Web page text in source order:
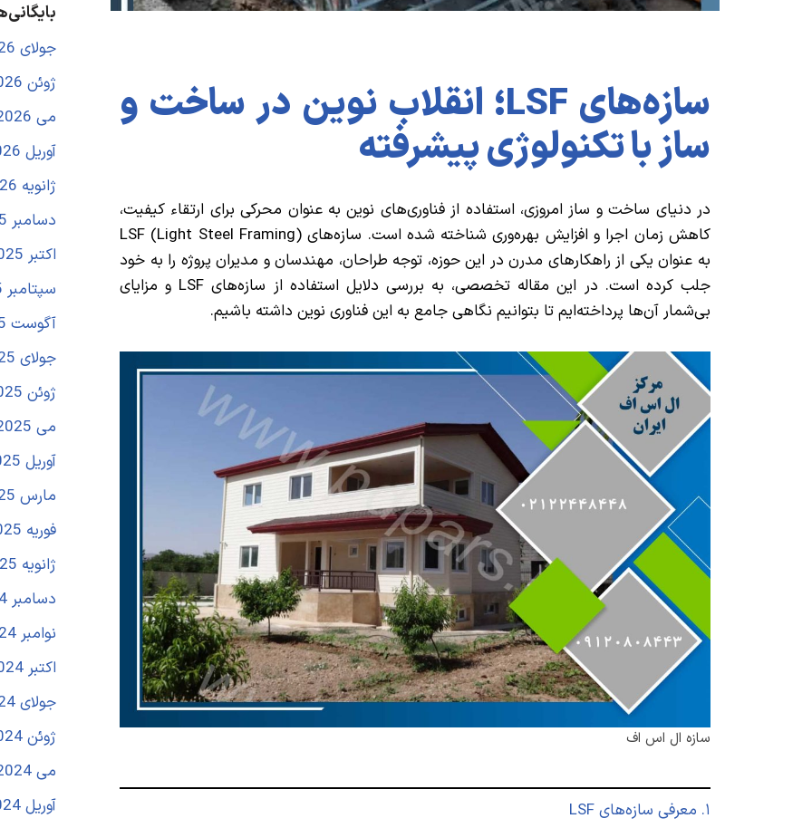
سازه‌های LSF؛ انقلاب نوین در ساخت و
ساز با تکنولوژی پیشرفته
در دنیای ساخت و ساز امروزی، استفاده از فناوری‌های نوین به عنوان محرکی برای ارتقاء کیفیت،
کاهش زمان اجرا و افزایش بهره‌وری شناخته شده است. سازه‌های LSF (Light Steel Framing)
به عنوان یکی از راهکارهای مدرن در این حوزه، توجه طراحان، مهندسان و مدیران پروژه را به خود
جلب کرده است. در این مقاله تخصصی، به بررسی دلایل استفاده از سازه‌های LSF و مزایای
بی‌شمار آن‌ها پرداخته‌ایم تا بتوانیم نگاهی جامع به این فناوری نوین داشته باشیم.
سازه ال اس اف
۱. معرفی سازه‌های LSF
جولای 2026
ژوئن 2026
می 2026
آوریل 2026
ژانویه 2026
دسامبر 2025
اکتبر 2025
سپتامبر 2025
آگوست 2025
جولای 2025
ژوئن 2025
می 2025
آوریل 2025
مارس 2025
فوریه 2025
ژانویه 2025
دسامبر 2024
نوامبر 2024
اکتبر 2024
جولای 2024
ژوئن 2024
می 2024
آوریل 2024